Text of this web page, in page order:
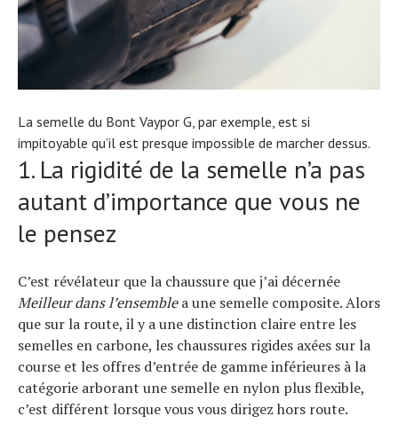
La semelle du Bont Vaypor G, par exemple, est si
impitoyable qu’il est presque impossible de marcher dessus.
1. La rigidité de la semelle n’a pas
autant d’importance que vous ne
le pensez
C’est révélateur que la chaussure que j’ai décernée
Meilleur dans l’ensemblea une semelle composite. Alors
que sur la route, il y a une distinction claire entre les
semelles en carbone, les chaussures rigides axées sur la
course et les offres d’entrée de gamme inférieures à la
catégorie arborant une semelle en nylon plus flexible,
c’est différent lorsque vous vous dirigez hors route.